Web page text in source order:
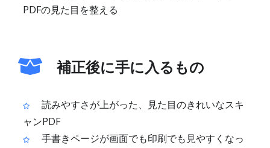
PDFの見た目を整える
補正後に手に入るもの
読みやすさが上がった、見た目のきれいなスキ
ャンPDF
手書きページが画面でも印刷でも見やすくなっ